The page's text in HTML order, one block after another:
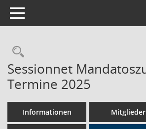
Toggle navigation
Rechercheauswahl
Sessionnet
Termine 2025
Informationen Mitglieder